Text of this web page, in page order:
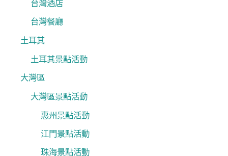
台灣酒店
台灣餐廳
土耳其
土耳其景點活動
大灣區
大灣區景點活動
惠州景點活動
江門景點活動
珠海景點活動